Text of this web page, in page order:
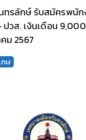
ทรลักษ์ รับสมัครพนัก
วส. เงินเดือน
ม 2567
กษ